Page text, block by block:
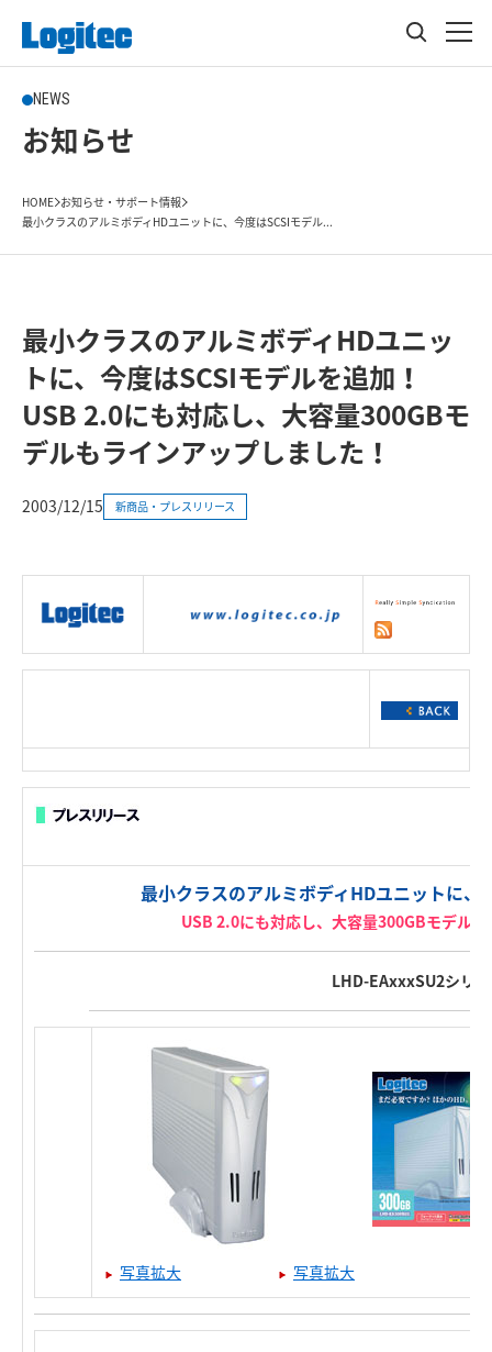
NEWS
お知らせ
HOME お知らせ・サポート情報
最小クラスのアルミボディHDユニットに、今度はSCSIモデル...
最小クラスのアルミボディHDユニッ
トに、今度はSCSIモデルを追加！
USB 2.0にも対応し、大容量300GBモ
デルもラインアップしました！
2003/12/15 新商品・プレスリリース
最小クラスのアルミボディHDユニットに、
USB 2.0にも対応し、大容量300GBモデル
LHD-EAxxxSU2シリ
写真拡大 写真拡大